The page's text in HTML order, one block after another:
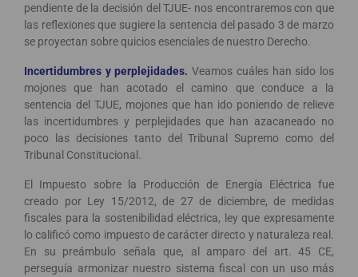
pendiente de la decisión del TJUE- nos encontraremos con que
las reflexiones que sugiere la sentencia del pasado 3 de marzo
se proyectan sobre quicios esenciales de nuestro Derecho.
Incertidumbres y perplejidades.Veamos cuáles han sido los
mojones que han acotado el camino que conduce a la
sentencia del TJUE, mojones que han ido poniendo de relieve
las incertidumbres y perplejidades que han azacaneado no
poco las decisiones tanto del Tribunal Supremo como del
Tribunal Constitucional.
El Impuesto sobre la Producción de Energía Eléctrica fue
creado por Ley 15/2012, de 27 de diciembre, de medidas
fiscales para la sostenibilidad eléctrica, ley que expresamente
lo calificó como impuesto de carácter directo y naturaleza real.
En su preámbulo señala que, al amparo del art. 45 CE,
perseguía armonizar nuestro sistema fiscal con un uso más